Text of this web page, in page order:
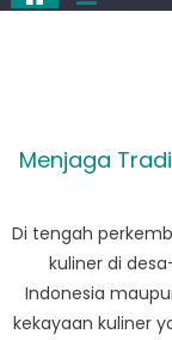
Menjaga
Di tengah
kuliner di
Indonesia
kekayaan kuliner